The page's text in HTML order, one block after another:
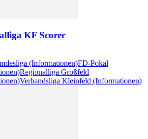
KF Scorer
(Informationen)FD-Pokal
Regionalliga Großfeld
Verbandsliga Kleinfeld (Informationen)